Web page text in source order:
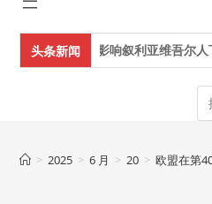
头条新闻
称土耳其可能影响叙利亚维吾尔人
> 2025 > 6 月 > 20 > 欧盟在第